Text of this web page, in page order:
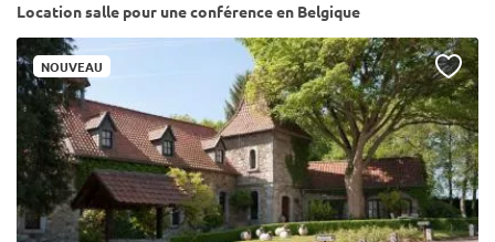
Location salle pour une conférence en Belgique
NOUVEAU